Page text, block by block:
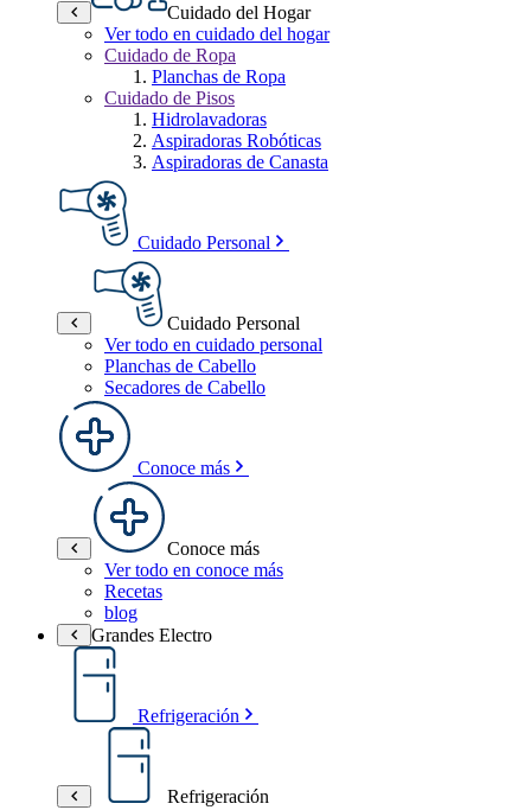
Cuidado del Hogar
Ver todo en cuidado del hogar
Cuidado de Ropa
Planchas de Ropa
Cuidado de Pisos
Hidrolavadoras
Aspiradoras Robóticas
Aspiradoras de Canasta
Cuidado Personal
Cuidado Personal
Ver todo en cuidado personal
Planchas de Cabello
Secadores de Cabello
Conoce más
Conoce más
Ver todo en conoce más
Recetas
blog
Grandes Electro
Refrigeración
Refrigeración